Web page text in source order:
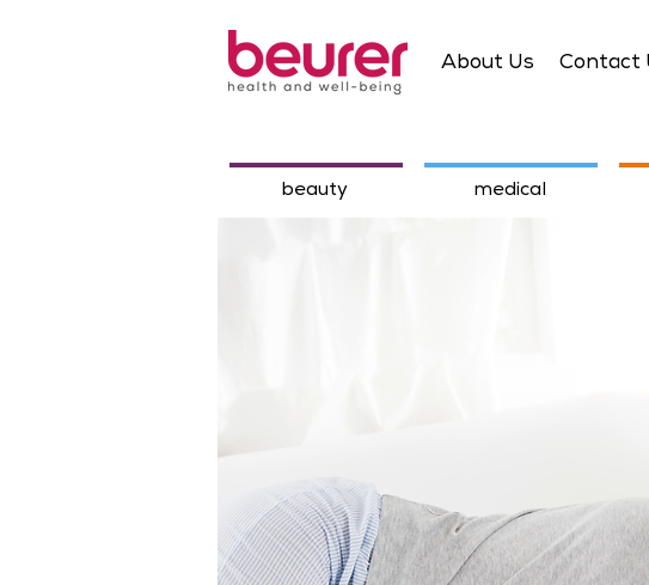
About Us Contact
beauty medical